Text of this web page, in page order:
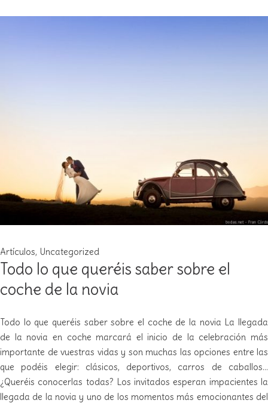
Artículos, Uncategorized
Todo lo que queréis saber sobre el
coche de la novia
Todo lo que queréis saber sobre el coche de la novia La llegada
de la novia en coche marcará el inicio de la celebración más
importante de vuestras vidas y son muchas las opciones entre las
que podéis elegir: clásicos, deportivos, carros de caballos…
¿Queréis conocerlas todas? Los invitados esperan impacientes la
llegada de la novia y uno de los momentos más emocionantes del